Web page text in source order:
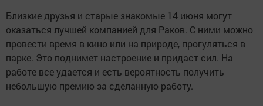
Близкие друзья и старые знакомые 14 июня могут
оказаться лучшей компанией для Раков. С ними можно
провести время в кино или на природе, прогуляться в
парке. Это поднимет настроение и придаст сил. На
работе все удается и есть вероятность получить
небольшую премию за сделанную работу.